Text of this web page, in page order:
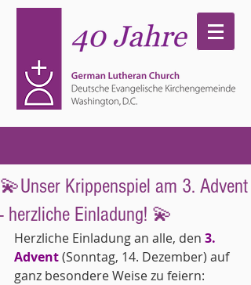
💫Unser Krippenspiel am 3. Advent
- herzliche Einladung! 💫
Herzliche Einladung an alle, den 3.
Advent(Sonntag, 14. Dezember) auf
ganz besondere Weise zu feiern: